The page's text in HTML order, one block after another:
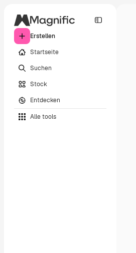
Erstellen
Startseite
Suchen
Stock
Entdecken
Alle tools